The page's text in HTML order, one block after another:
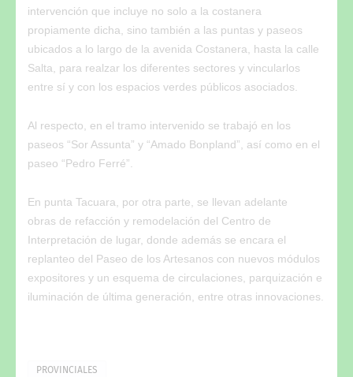
intervención que incluye no solo a la costanera
propiamente dicha, sino también a las puntas y paseos
ubicados a lo largo de la avenida Costanera, hasta la calle
Salta, para realzar los diferentes sectores y vincularlos
entre sí y con los espacios verdes públicos asociados.
Al respecto, en el tramo intervenido se trabajó en los
paseos “Sor Assunta” y “Amado Bonpland”, así como en el
paseo “Pedro Ferré”.
En punta Tacuara, por otra parte, se llevan adelante
obras de refacción y remodelación del Centro de
Interpretación de lugar, donde además se encara el
replanteo del Paseo de los Artesanos con nuevos módulos
expositores y un esquema de circulaciones, parquización e
iluminación de última generación, entre otras innovaciones.
PROVINCIALES